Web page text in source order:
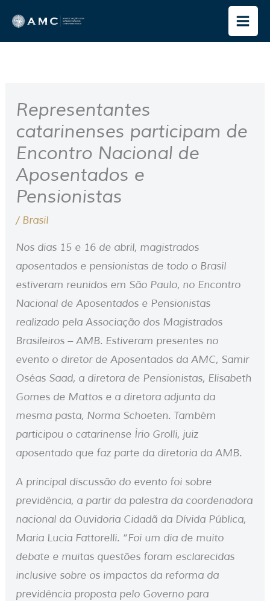
para
o
Representantes
catarinenses participam de
Encontro Nacional de
Aposentados e
Pensionistas
/ Brasil
Nos dias 15 e 16 de abril, magistrados
aposentados e pensionistas de todo o Brasil
estiveram reunidos em São Paulo, no Encontro
Nacional de Aposentados e Pensionistas
realizado pela Associação dos Magistrados
Brasileiros – AMB. Estiveram presentes no
evento o diretor de Aposentados da AMC, Samir
Oséas Saad, a diretora de Pensionistas, Elisabeth
Gomes de Mattos e a diretora adjunta da
mesma pasta, Norma Schoeten. Também
participou o catarinense Írio Grolli, juiz
aposentado que faz parte da diretoria da AMB.
A principal discussão do evento foi sobre
previdência, a partir da palestra da coordenadora
nacional da Ouvidoria Cidadã da Dívida Pública,
Maria Lucia Fattorelli. “Foi um dia de muito
debate e muitas questões foram esclarecidas
inclusive sobre os impactos da reforma da
previdência proposta pelo Governo para